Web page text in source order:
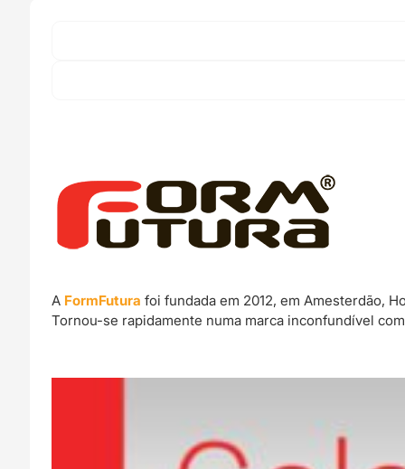
A FormFutura foi fundada em 2012, em Amesterdão,
Tornou-se rapidamente numa marca inconfundível